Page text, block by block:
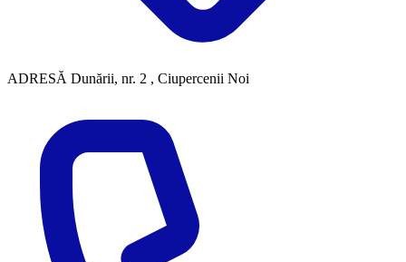
ADRESĂ Dunării, nr. 2 , Ciupercenii Noi